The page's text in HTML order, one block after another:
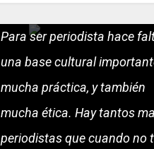
Para ser periodista hace
una base cultural
mucha práctica, y también
mucha ética. Hay tantos
periodistas que cuando no